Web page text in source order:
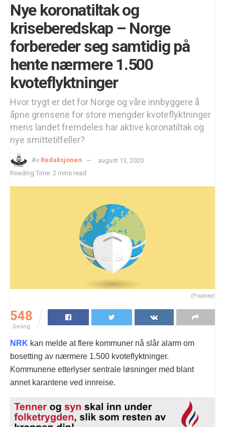
Nye koronatiltak og
kriseberedskap – Norge
forbereder seg samtidig på
hente nærmere 1.500
kvoteflyktninger
Hvor trygt er det for Norge og våre innbyggere å
åpne grensene for store mengder kvoteflyktninger
mens landet fremdeles har aktive koronatiltak og
nye smittetilfeller?
Av Redaksjonen
august 13, 2020
Reading Time: 2 mins read
(Pixabay)
548
Deling
NRK kan melde at flere kommuner nå slår alarm om
bosetting av nærmere 1.500 kvoteflyktninger.
Kommunene etterlyser sentrale løsninger med blant
annet karantene ved innreise.